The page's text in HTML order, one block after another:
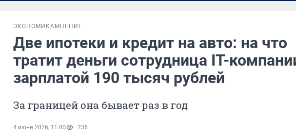
ЭКОНОМИКА МНЕНИЕ
Две ипотеки и кредит на авто: на что
тратит деньги сотрудница IT-
зарплатой 190 тысяч рублей
За границей она бывает раз в год
4 июня 2026, 11:00 236